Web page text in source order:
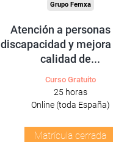
Grupo Femxa
Atención a personas
discapacidad y mejora
calidad de...
Curso Gratuito
25 horas
Online (toda España)
Matrícula cerrada